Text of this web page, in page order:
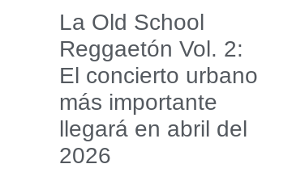
La Old School
Reggaetón Vol. 2:
El concierto urbano
más importante
llegará en abril del
2026